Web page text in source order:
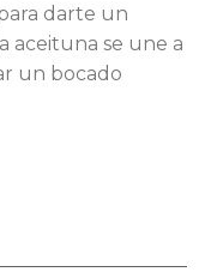
darte un
aceituna se une a
un bocado